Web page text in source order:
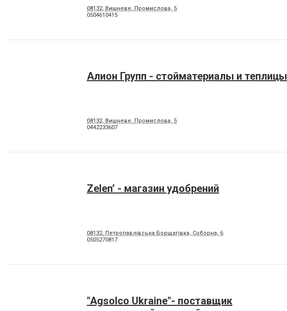
08132, Вишневе, Промислова, 5
0504610415
Алион Групп - стойматериалы и теплицы
08132, Вишневе, Промислова, 5
0442233607
Zelen’ - магазин удобрений
08132, Петропавлівська Борщагівка, Соборна, 6
0505270817
"Agsolco Ukraine"- поставщик